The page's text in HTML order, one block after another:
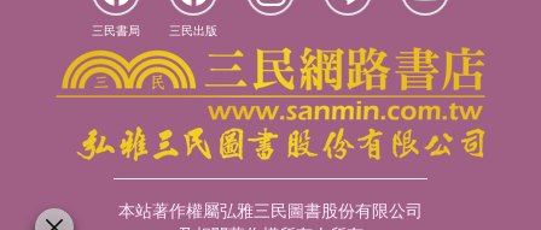
三民書局 三民出版
本站著作權屬弘雅三民圖書股份有限公司